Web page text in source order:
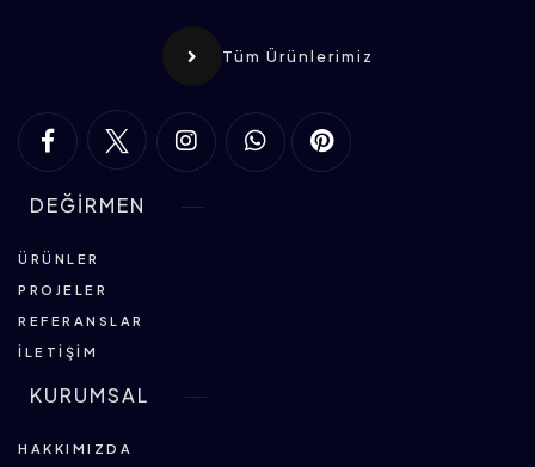
Tüm Ürünlerimiz
DEĞİRMEN
ÜRÜNLER
PROJELER
REFERANSLAR
İLETIŞIM
KURUMSAL
HAKKIMIZDA